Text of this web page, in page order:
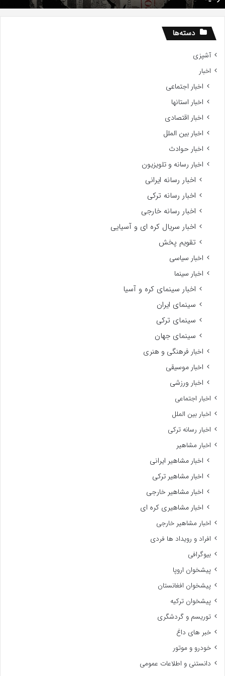
از
راه
رسید
دسته‌ها
آشپزی
اخبار
اخبار اجتماعی
اخبار استانها
اخبار اقتصادی
اخبار بین الملل
اخبار حوادث
اخبار رسانه و تلویزیون
اخبار رسانه ایرانی
اخبار رسانه ترکی
اخبار رسانه خارجی
اخبار سریال کره ای و آسیایی
تقویم پخش
اخبار سیاسی
اخبار سینما
اخبار سینمای کره و آسیا
سینمای ایران
سینمای ترکی
سینمای جهان
اخبار فرهنگی و هنری
اخبار موسیقی
اخبار ورزشی
اخبار اجتماعی
اخبار بین الملل
اخبار رسانه ترکی
اخبار مشاهیر
اخبار مشاهیر ایرانی
اخبار مشاهیر ترکی
اخبار مشاهیر خارجی
اخبار مشاهیری کره ای
اخبار مشاهیر خارجی
افراد و رویداد ها فردی
بیوگرافی
پیشخوان اروپا
پیشخوان افغانستان
پیشخوان ترکیه
توریسم و گردشگری
خبر های داغ
خودرو و موتور
دانستنی و اطلاعات عمومی